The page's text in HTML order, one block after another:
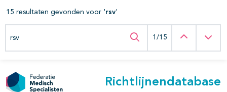
Richtlijnendatabase
binnen deze richtlijn
15 resultaten gevonden voor 'rsv'
Zoeken binnen deze richtlijn
Zoeken binnen deze
1/15 Vorige